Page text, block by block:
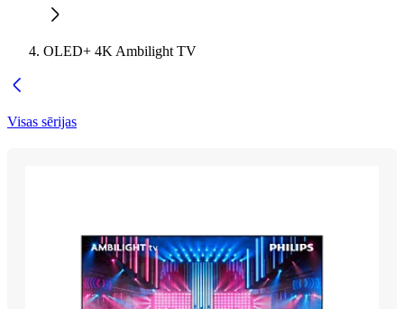
OLED+ 4K Ambilight TV
Visas sērijas